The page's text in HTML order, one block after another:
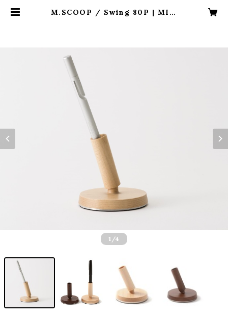
M.SCOOP / Swing 80P | MIM
1 /4